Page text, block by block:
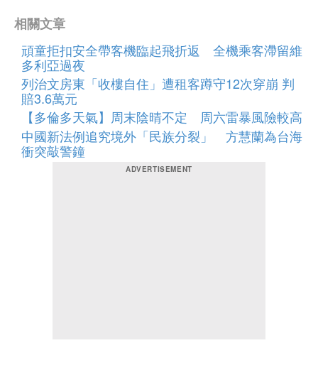
相關文章
頑童拒扣安全帶客機臨起飛折返 全機乘客滯留維
多利亞過夜
列治文房東「收樓自住」遭租客蹲守12次穿崩 判
賠3.6萬元
【多倫多天氣】周末陰晴不定 周六雷暴風險較高
中國新法例追究境外「民族分裂」 方慧蘭為台海
衝突敲警鐘